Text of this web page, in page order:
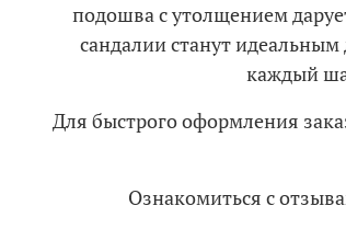
подошва с утолщением
сандалии станут
каждый
Для быстрого оформления
Ознакомиться с